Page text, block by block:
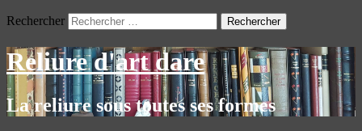
Rechercher
Reliure d'art dare
La reliure sous toutes ses formes